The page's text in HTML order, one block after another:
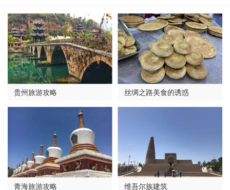
贵州旅游攻略 丝绸之路美食的诱惑
青海旅游攻略 维吾尔族建筑